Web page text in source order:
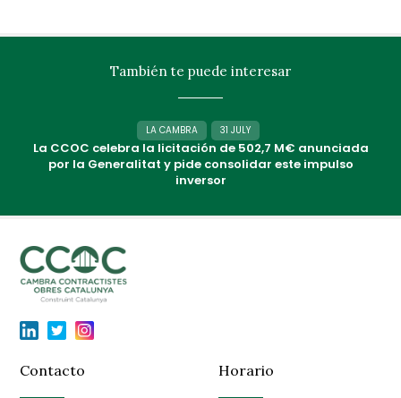
También te puede interesar
LA CAMBRA 31 JULY
La CCOC celebra la licitación de 502,7 M€ anunciada
por la Generalitat y pide consolidar este impulso
inversor
Contacto Horario